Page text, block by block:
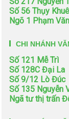
Số 56 Thụy Khuê
Ngõ 1 Phạm
CHI NHÁNH
Số 121 Mễ Trì
Số 128C Đại La
Số 9/12 Lò Đúc
Số 135 Nguyễn
Ngã tư thị trấn